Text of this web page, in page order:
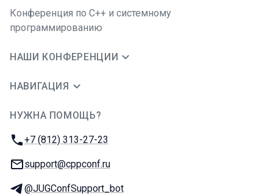
Конференция по C++ и системному
программированию
НАШИ КОНФЕРЕНЦИИ
НАВИГАЦИЯ
НУЖНА ПОМОЩЬ?
Телефон:
+7 (812) 313-27-23
E-mail:
support@cppconf.ru
Телеграм:
@JUGConfSupport_bot